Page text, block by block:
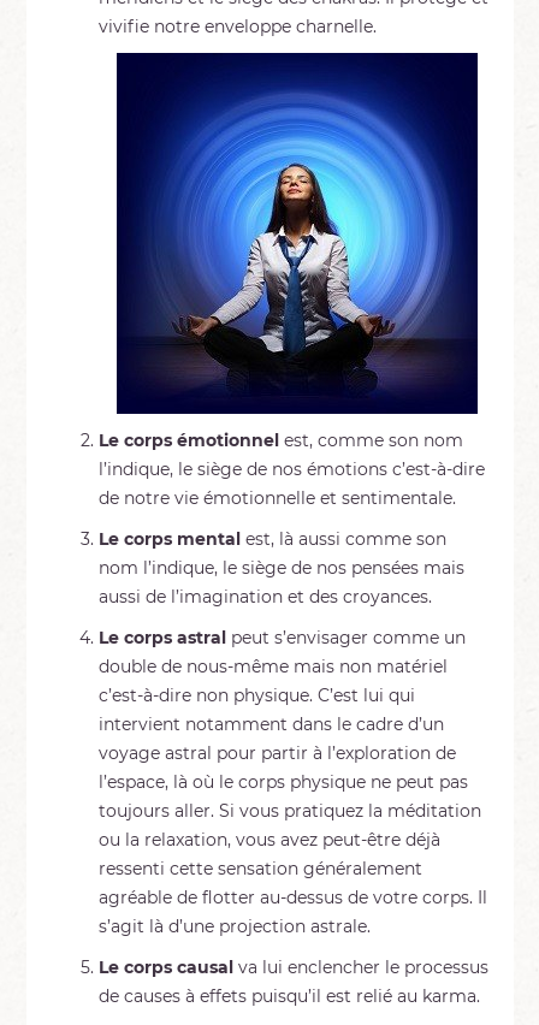
vivifie notre enveloppe charnelle.
Le corps émotionnelest, comme son nom
l’indique, le siège de nos émotions c’est-à-dire
de notre vie émotionnelle et sentimentale.
Le corps mental est, là aussi comme son
nom l’indique, le siège de nos pensées mais
aussi de l’imagination et des croyances.
Le corps astralpeut s’envisager comme un
double de nous-même mais non matériel
c’est-à-dire non physique. C’est lui qui
intervient notamment dans le cadre d’un
voyage astral pour partir à l’exploration de
l’espace, là où le corps physique ne peut pas
toujours aller. Si vous pratiquez la méditation
ou la relaxation, vous avez peut-être déjà
ressenti cette sensation généralement
agréable de flotter au-dessus de votre corps. Il
s’agit là d’une projection astrale.
Le corps causalva lui enclencher le processus
de causes à effets puisqu’il est relié au karma.